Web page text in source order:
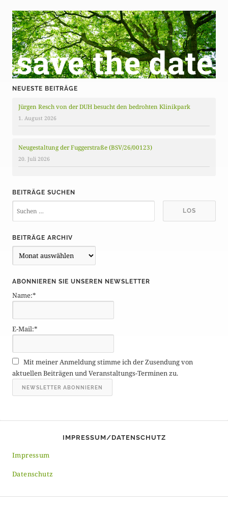
NEUESTE BEITRÄGE
Jürgen Resch von der DUH besucht den bedrohten Klinikpark
1. August 2026
Neugestaltung der Fuggerstraße (BSV/26/00123)
20. Juli 2026
BEITRÄGE SUCHEN
BEITRÄGE ARCHIV
e
t
r
g
e
r
c
h
v
ABONNIEREN SIE UNSEREN NEWSLETTER
Name:*
E-Mail:*
Mit meiner Anmeldung stimme ich der Zusendung von
aktuellen Beiträgen und Veranstaltungs-Terminen zu.
IMPRESSUM/DATENSCHUTZ
Impressum
Datenschutz